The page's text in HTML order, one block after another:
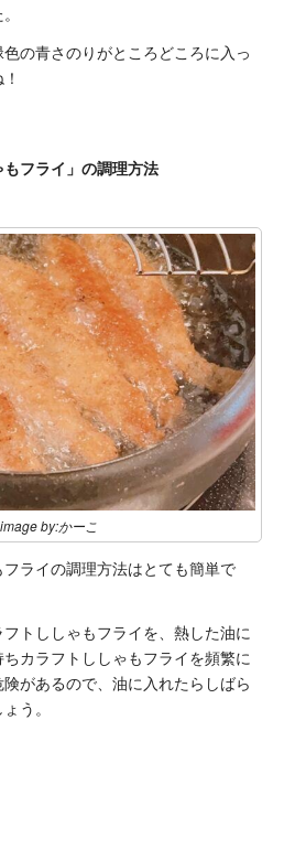
の青さのりがところどころに入っ
もフライ」の調理方法
image by:かーこ
ライの調理方法はとても簡単で
トししゃもフライを、熱した油に
カラフトししゃもフライを頻繁に
があるので、油に入れたらしばら
う。